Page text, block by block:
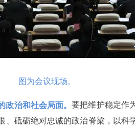
图为会议现场。
政治和社会局面。要把维护稳定作
砥砺绝对忠诚的政治脊梁，以科